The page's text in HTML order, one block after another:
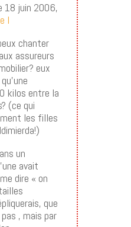
18 juin 2006,
l
chanter
assureurs
eux
kilos entre la
(ce qui
les filles
un
avait
dire « on
que
, mais par